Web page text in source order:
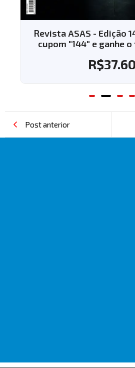
Revista ASAS - Edição
cupom "144" e ganhe
R$37.60
Post anterior